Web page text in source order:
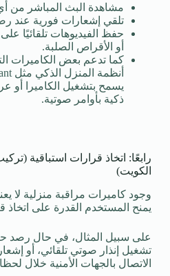
مشاهدة البث المباشر من
تلقي إشعارات فورية عند
حفظ الفيديوهات تلقائيًا
أو الأقراص الصلبة.
كما تدعم بعض الكاميرات
يسمح بتشغيل الكاميرا
ذكية بأوامر صوتية.
رابعًا: اتخاذ قرارات استباقية
الكويت)
وجود كاميرات مراقبة منزلية لا
يمنح المستخدم القدرة على اتخاذ
على سبيل المثال، في حال رصد
تشغيل إنذار صوتي تلقائي، أو
الاتصال بالجهات الأمنية خلال